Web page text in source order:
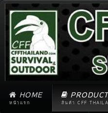
HOME
หน้าแรก สินค้า CFF